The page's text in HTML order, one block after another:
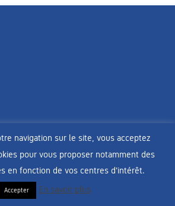
Stade Aurillacois Cantal Auvergne
navigation sur le site, vous acceptez
pour vous proposer notamment des
en fonction de vos centres d'intérêt.
Accepter En savoir plus